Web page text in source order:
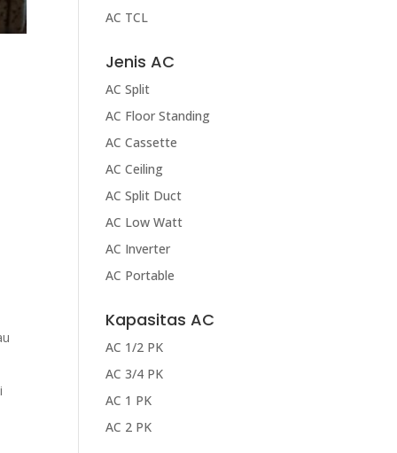
AC TCL
Jenis AC
AC Split
AC Floor Standing
AC Cassette
AC Ceiling
AC Split Duct
AC Low Watt
AC Inverter
AC Portable
Kapasitas AC
AC 1/2 PK
AC 3/4 PK
AC 1 PK
AC 2 PK